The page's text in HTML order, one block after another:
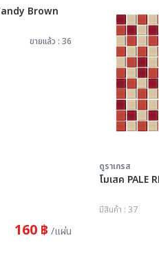
Brown
160 ฿ /แผ่น
ดูราเกรส
โมเสค PALE
มีสินค้า : 37